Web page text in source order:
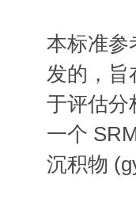
本标准参
发的，旨
于评估分
一个
沉积物